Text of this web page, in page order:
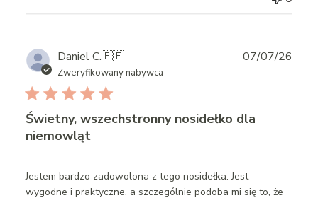
Daniel C.🇧🇪
Zweryfikowany nabywca
Świetny, wszechstronny nosidełko dla
niemowląt
Jestem bardzo zadowolona z tego nosidełka. Jest
wygodne i praktyczne, a szczególnie podoba mi się to, że
07/07/26